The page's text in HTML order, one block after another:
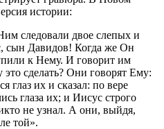
истории:
следовали двое слепых и
сын Давидов! Когда же Он
к Нему. И говорит им
сделать? Они говорят Ему:
глаз их и сказал: по вере
глаза их; и Иисус строго
не узнал. А они, выйдя,
той».